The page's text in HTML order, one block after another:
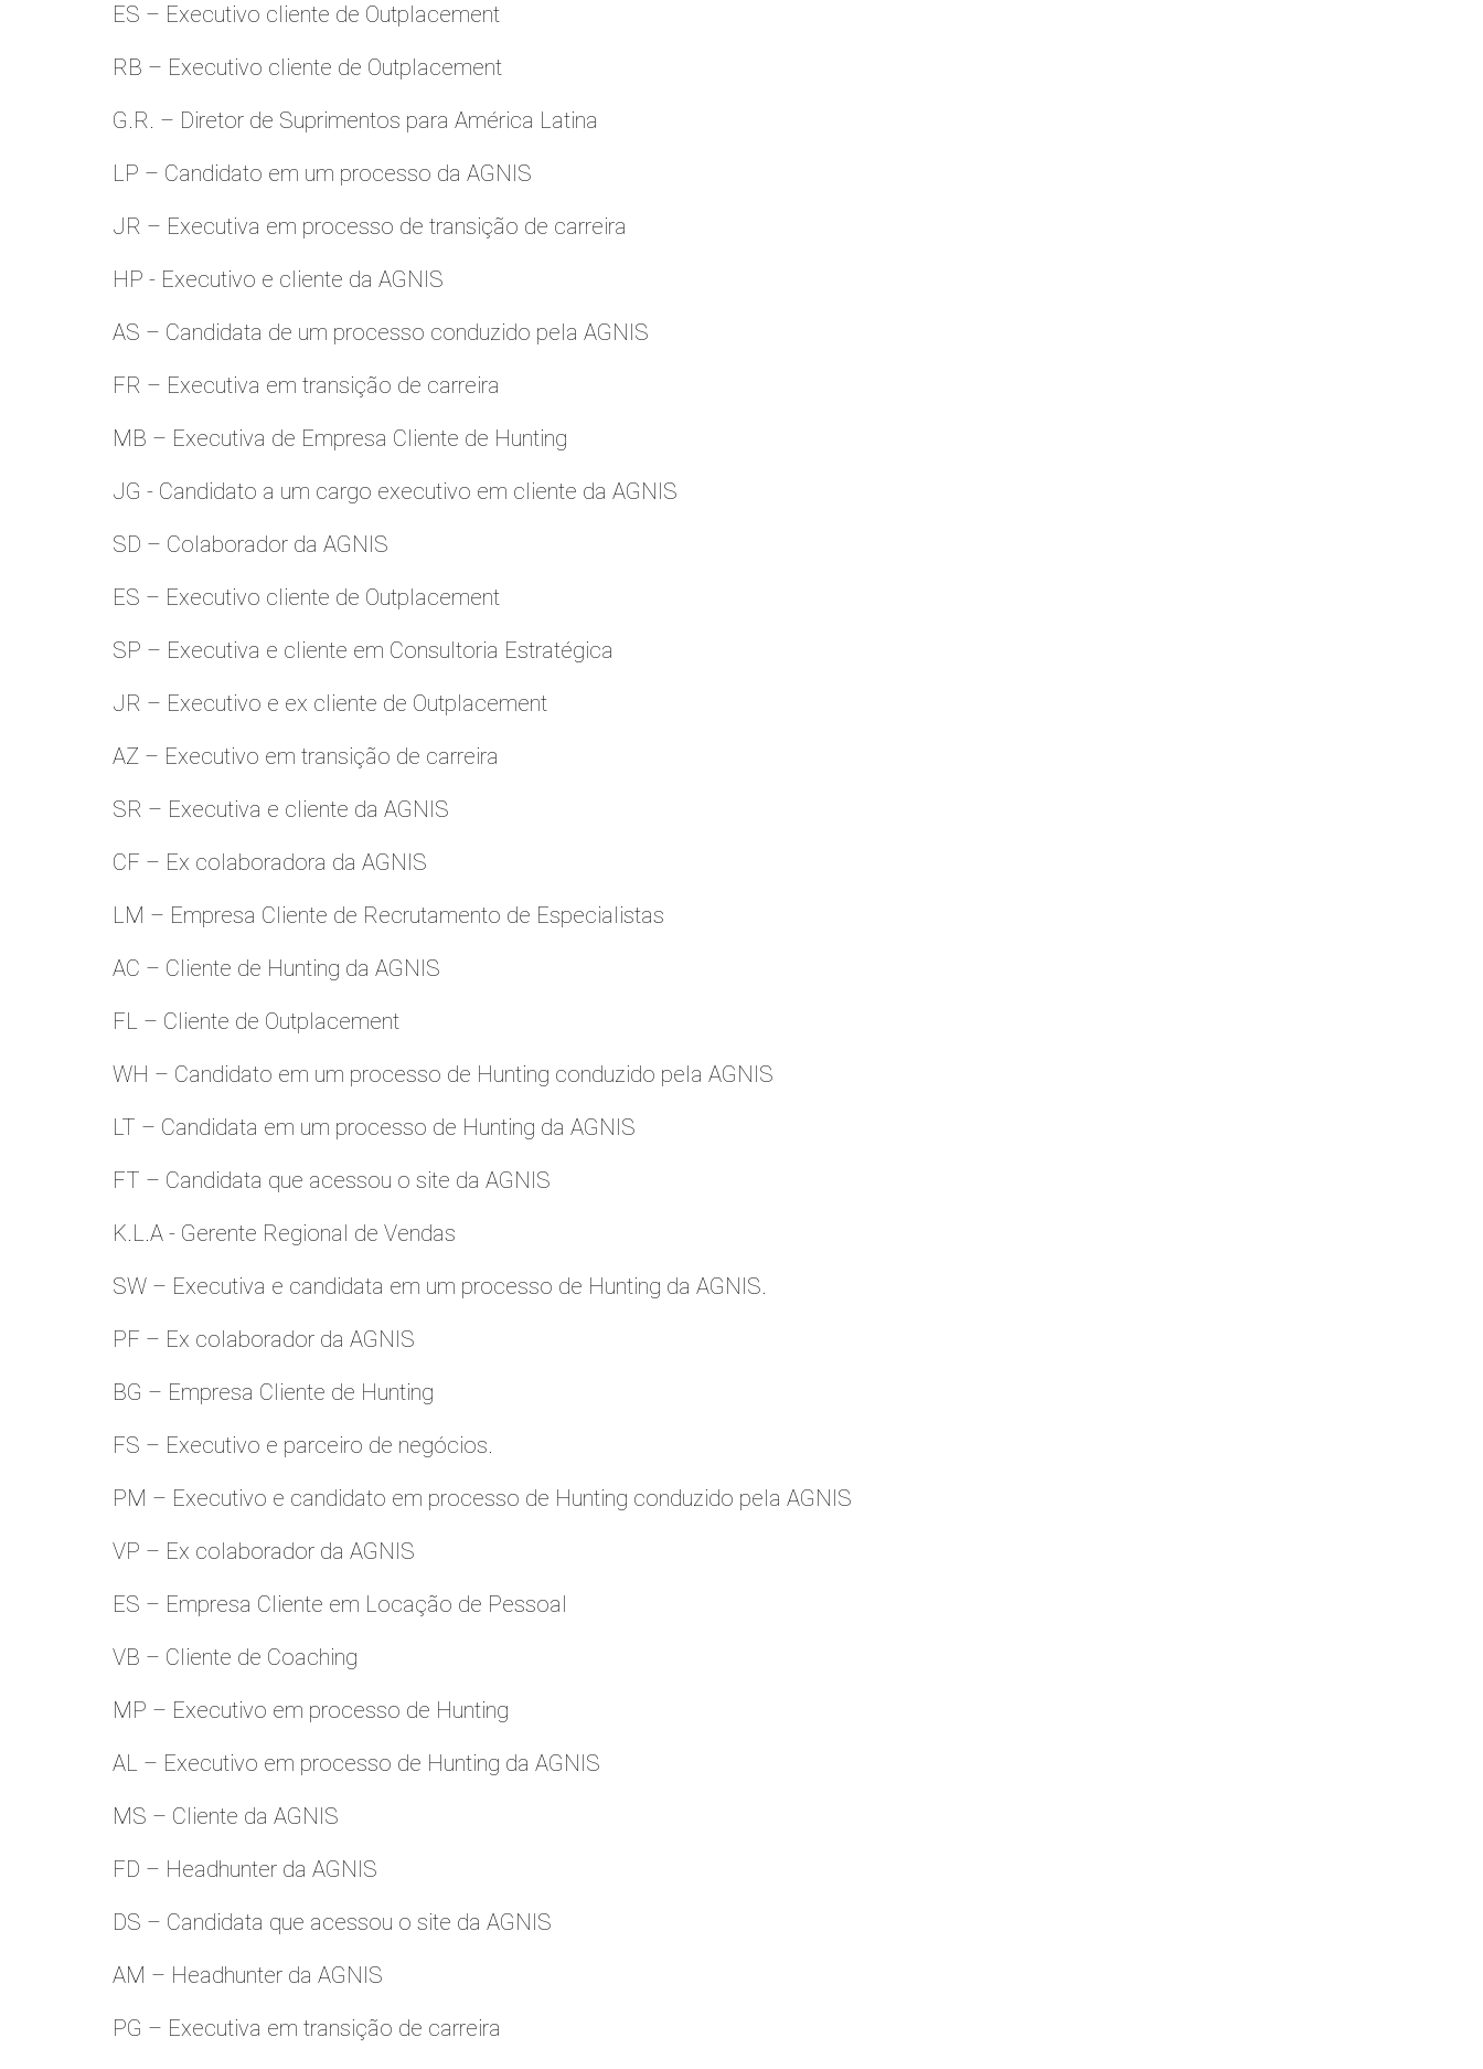
ES – Executivo cliente de Outplacement
RB – Executivo cliente de Outplacement
G.R. – Diretor de Suprimentos para América Latina
LP – Candidato em um processo da AGNIS
JR – Executiva em processo de transição de carreira
HP - Executivo e cliente da AGNIS
AS – Candidata de um processo conduzido pela AGNIS
FR – Executiva em transição de carreira
MB – Executiva de Empresa Cliente de Hunting
JG - Candidato a um cargo executivo em cliente da AGNIS
SD – Colaborador da AGNIS
ES – Executivo cliente de Outplacement
SP – Executiva e cliente em Consultoria Estratégica
JR – Executivo e ex cliente de Outplacement
AZ – Executivo em transição de carreira
SR – Executiva e cliente da AGNIS
CF – Ex colaboradora da AGNIS
LM – Empresa Cliente de Recrutamento de Especialistas
AC – Cliente de Hunting da AGNIS
FL – Cliente de Outplacement
WH – Candidato em um processo de Hunting conduzido pela AGNIS
LT – Candidata em um processo de Hunting da AGNIS
FT – Candidata que acessou o site da AGNIS
K.L.A - Gerente Regional de Vendas
SW – Executiva e candidata em um processo de Hunting da AGNIS.
PF – Ex colaborador da AGNIS
BG – Empresa Cliente de Hunting
FS – Executivo e parceiro de negócios.
PM – Executivo e candidato em processo de Hunting conduzido pela AGNIS
VP – Ex colaborador da AGNIS
ES – Empresa Cliente em Locação de Pessoal
VB – Cliente de Coaching
MP – Executivo em processo de Hunting
AL – Executivo em processo de Hunting da AGNIS
MS – Cliente da AGNIS
FD – Headhunter da AGNIS
DS – Candidata que acessou o site da AGNIS
AM – Headhunter da AGNIS
PG – Executiva em transição de carreira